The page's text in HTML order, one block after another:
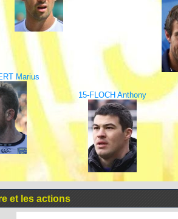
Marius
15-FLOCH Anthony
et les actions